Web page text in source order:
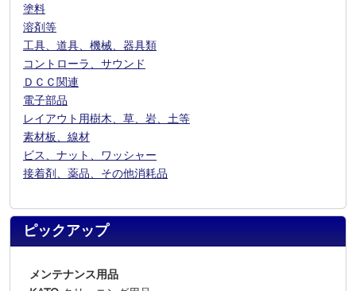
塗料
溶剤等
工具、道具、機械、器具類
コントローラ、サウンド
ＤＣＣ関連
電子部品
レイアウト用樹木、草、岩、土等
素材板、線材
ビス、ナット、ワッシャー
接着剤、薬品、その他消耗品
ピックアップ
メンテナンス用品